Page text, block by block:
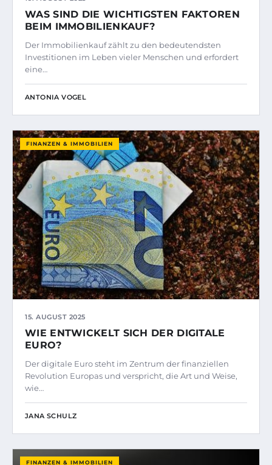
WAS SIND DIE WICHTIGSTEN FAKTOREN
BEIM IMMOBILIENKAUF?
Der Immobilienkauf zählt zu den bedeutendsten
Investitionen im Leben vieler Menschen und erfordert
eine…
ANTONIA VOGEL
FINANZEN & IMMOBILIEN
15. AUGUST 2025
WIE ENTWICKELT SICH DER DIGITALE
EURO?
Der digitale Euro steht im Zentrum der finanziellen
Revolution Europas und verspricht, die Art und Weise,
wie…
JANA SCHULZ
FINANZEN & IMMOBILIEN